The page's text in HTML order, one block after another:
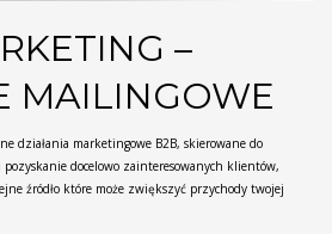
–
MAILINGOWE
działania marketingowe B2B, skierowane do
docelowo zainteresowanych klientów,
źródło które może zwiększyć przychody twojej